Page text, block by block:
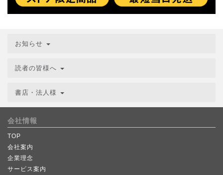
お知らせ
読者の皆様へ
書店・法人様
会社情報
TOP
会社案内
企業理念
サービス案内